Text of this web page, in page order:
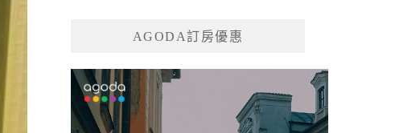
AGODA訂房優惠